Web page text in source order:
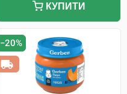
КУПИТИ
−20%